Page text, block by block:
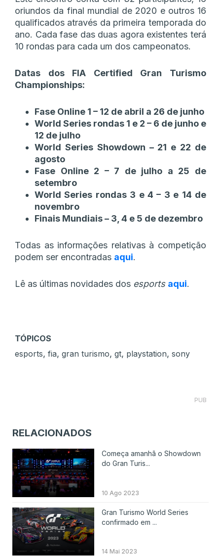
oriundos da final mundial de 2020 e outros 16
qualificados através da primeira temporada do
ano. Cada fase das duas agora existentes terá
10 rondas para cada um dos campeonatos.
Datas dos FIA Certified Gran Turismo
Championships:
Fase Online 1 – 12 de abril a 26 de junho
World Series rondas 1 e 2 – 6 de junho e
12 de julho
World Series Showdown – 21 e 22 de
agosto
Fase Online 2 – 7 de julho a 25 de
setembro
World Series rondas 3 e 4 – 3 e 14 de
novembro
Finais Mundiais – 3, 4 e 5 de dezembro
Todas as informações relativas à competição
podem ser encontradas aqui.
Lê as últimas novidades dos esports aqui.
TÓPICOS
esports, fia, gran turismo, gt, playstation, sony
PUB
RELACIONADOS
Começa amanhã o Showdown
do Gran Turis...
10 Ago 2023
Gran Turismo World Series
confirmado em ...
14 Mai 2023